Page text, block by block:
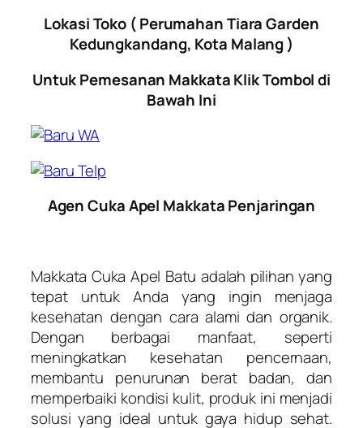
Lokasi Toko ( Perumahan Tiara Garden
Kedungkandang, Kota Malang )
Untuk Pemesanan Makkata Klik Tombol di
Bawah Ini
Agen Cuka Apel Makkata Penjaringan
Makkata Cuka Apel Batu adalah pilihan yang
tepat untuk Anda yang ingin menjaga
kesehatan dengan cara alami dan organik.
Dengan berbagai manfaat, seperti
meningkatkan kesehatan pencernaan,
membantu penurunan berat badan, dan
memperbaiki kondisi kulit, produk ini menjadi
solusi yang ideal untuk gaya hidup sehat.